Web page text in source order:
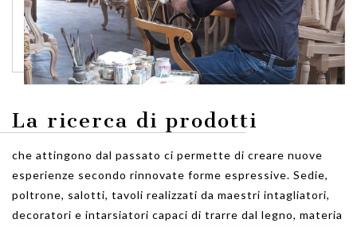
La ricerca di prodotti
che attingono dal passato ci permette di creare nuove
esperienze secondo rinnovate forme espressive. Sedie,
poltrone, salotti, tavoli realizzati da maestri intagliatori,
decoratori e intarsiatori capaci di trarre dal legno, materia